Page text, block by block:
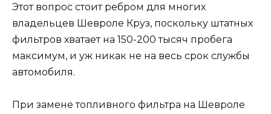
Этот вопрос стоит ребром для многих
владельцев Шевроле Круз, поскольку штатных
фильтров хватает на 150-200 тысяч пробега
максимум, и уж никак не на весь срок службы
автомобиля.
При замене топливного фильтра на Шевроле